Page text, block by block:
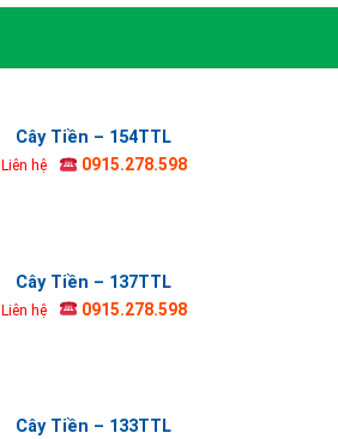
Cây Tiền – 154TTL
Liên hệ 0915.278.598
Cây Tiền – 137TTL
Liên hệ 0915.278.598
Cây Tiền – 133TTL